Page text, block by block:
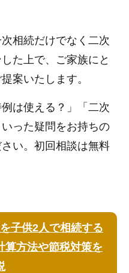
相続だけでなく二次
た上で、ご家族にと
案いたします。
は使える？」「二次
った疑問をお持ちの
い。初回相談は無料
子供2人で相続する
算方法や節税対策を